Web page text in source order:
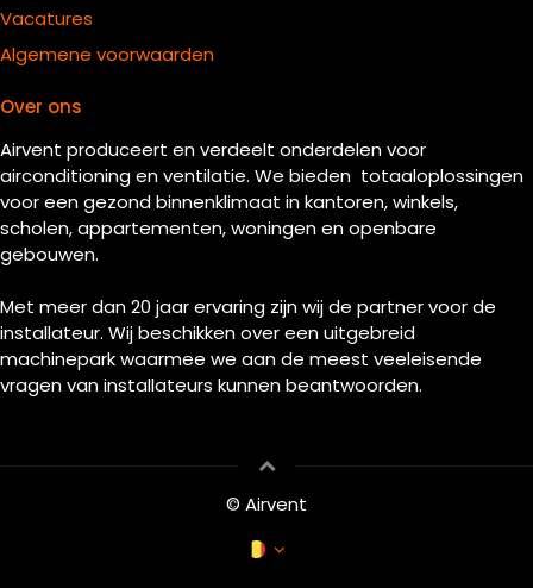
Vacatures
Algemene voorwaarden
Over ons
Airvent produceert en verdeelt onderdelen voor
airconditioning en ventilatie. We bieden totaaloplossingen
voor een gezond binnenklimaat in kantoren, winkels,
scholen, appartementen, woningen en openbare
gebouwen.
Met meer dan 20 jaar ervaring zijn wij de partner voor de
installateur. Wij beschikken over een uitgebreid
machinepark waarmee we aan de meest veeleisende
vragen van installateurs kunnen beantwoorden.
© Airvent